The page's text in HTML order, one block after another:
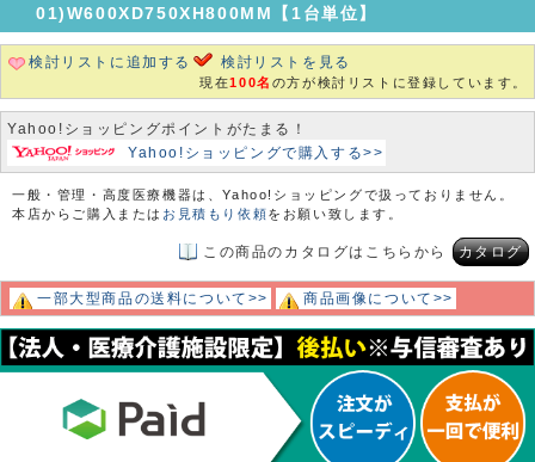
01)W600XD750XH800MM【1台単位】
検討リストに追加する 検討リストを見る
現在100名 の方が検討リストに登録しています。
Yahoo!ショッピングポイントがたまる！
Yahoo!ショッピングで購入する>>
一般・管理・高度医療機器は、Yahoo!ショッピングで扱っておりません。
本店からご購入または お見積もり依頼をお願い致します。
この商品のカタログはこちらから カタログ
一部大型商品の送料について>> 商品画像について>>